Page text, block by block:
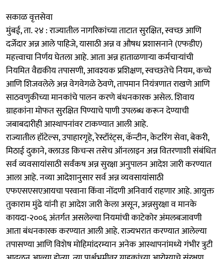
सकाळ वृत्तसेवा
मुंबई, ता. २४ : राज्यातील नागरिकांच्या ताटात सुरक्षित, स्वच्छ आणि
दर्जेदार अन्न आले पाहिजे, यासाठी अन्न व औषध प्रशासनाने (एफडीए)
महत्त्वाचा निर्णय घेतला आहे. आता अन्न हाताळणाऱ्या कर्मचाऱ्यांची
नियमित वैद्यकीय तपासणी, आवश्यक प्रशिक्षण, स्वच्छतेचे नियम, कच्चे
आणि शिजवलेले अन्न वेगवेगळे ठेवणे, तापमान नियंत्रणात राखणे आणि
साठवणुकीच्या मानकांचे पालन करणे बंधनकारक असेल. शिवाय
ग्राहकांना मोफत सुरक्षित पिण्याचे पाणी उपलब्ध करून देण्याची
जबाबदारीही आस्थापनांवर टाकण्यात आली आहे.
राज्यातील हॉटेल्स, उपाहारगृहे, रेस्टॉरंट्स, कॅन्टीन, केटरिंग सेवा, बेकरी,
मिठाई दुकाने, क्लाउड किचन्स तसेच ऑनलाइन अन्न वितरणाशी संबंधित
सर्व व्यवसायांसाठी सर्वंकष अन्न सुरक्षा अनुपालन आदेश जारी करण्यात
आला आहे. नव्या आदेशानुसार सर्व अन्न व्यवसायांसाठी
एफएसएसएआयचा परवाना किंवा नोंदणी अनिवार्य राहणार आहे. आयुक्त
तुकाराम मुंढे यांनी हा आदेश जारी केला असून, अन्नसुरक्षा व मानके
कायदा-२००६ अंतर्गत असलेल्या नियमांची काटेकोर अंमलबजावणी
आता बंधनकारक करण्यात आली आहे. राज्यभरात करण्यात आलेल्या
तपासण्या आणि विशेष मोहिमांदरम्यान अनेक आस्थापनांमध्ये गंभीर त्रुटी